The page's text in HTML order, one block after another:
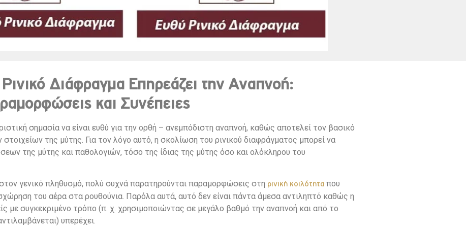
Διάφραγμα Επηρεάζει την Αναπνοή:
και Συνέπειες
σημασία να είναι ευθύ για την ορθή – ανεμπόδιστη αναπνοή, καθώς αποτελεί τον βασικό
της μύτης. Για τον λόγο αυτό, η σκολίωση του ρινικού διαφράγματος μπορεί να
της μύτης και παθολογιών, τόσο της ίδιας της μύτης όσο και ολόκληρου του
γενικό πληθυσμό, πολύ συχνά παρατηρούνται παραμορφώσεις στη ρινική κοιλότητα που
του αέρα στα ρουθούνια. Παρόλα αυτά, αυτό δεν είναι πάντα άμεσα αντιληπτό καθώς η
με συγκεκριμένο τρόπο (π. χ. χρησιμοποιώντας σε μεγάλο βαθμό την αναπνοή και από το
υπερέχει.